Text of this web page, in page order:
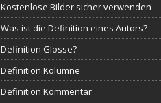
Kostenlose Bilder sicher verwenden
Was ist die Definition eines Autors?
Definition Glosse?
Definition Kolumne
Definition Kommentar